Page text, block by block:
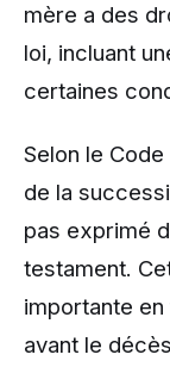
mère a des
loi, incluant
certaines
Selon le
de la
pas exprimé
testament.
importante
avant le